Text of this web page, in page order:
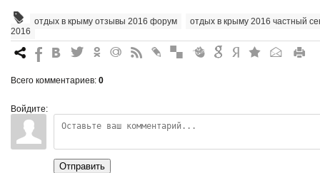
отдых в крыму отзывы 2016 форум
отдых в крыму 2016 частный
2016
7 % 4 3 . + 0 * # " & 6 Q P R
Всего комментариев: 0
Войдите:
Отправить